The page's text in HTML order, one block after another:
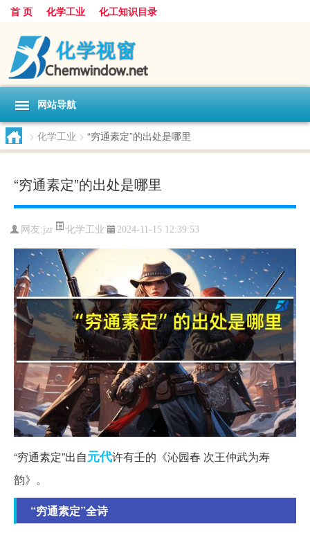
首 页 化学工业 化工知识目录
网站导航
> 化学工业 > “穷通素定”的出处是哪里
“穷通素定”的出处是哪里
网友:jzr 化学工业 2024-11-15 12:39:53
“穷通素定”出自元代许有壬的《沁园春 次王仲武为寿
韵》。
“穷通素定”全诗